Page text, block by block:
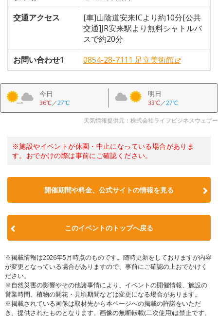
交通アクセス
[車]山陰道安来ICより約10分[公共
交通]JR安来駅より無料シャトルバ
スで約20分
お問い合わせ1
0854-28-7111 足立美術館
今日
36℃／27℃
明日
33℃／27℃
天気情報提供元：株式会社ライフビジネスウェザー
※施設やイベントが休園・中止になっている場合がありま
す。おでかけの際は事前にご確認ください。
開催期間や料金、公式サイトの情報を見る
このイベントのトップへ戻る
※掲載情報は2026年5月時点のものです。随時更新をしておりますが内容
が変更となっている場合がありますので、事前にご確認の上おでかけく
ださい。
※自然災害の影響やその他諸事情により、イベントの開催情報、施設の
営業時間、植物の開花・見頃期間などは変更になる場合があります。
※掲載されている画像は取材先から本ページへの掲載の許諾をいただ
き、提供されたものとなります。画像の無断転載(二次使用)は禁止です。